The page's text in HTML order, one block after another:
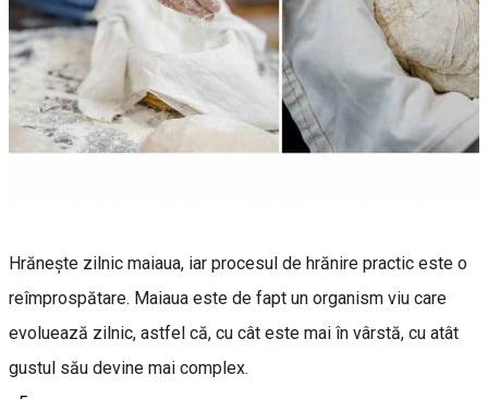
Hrănește zilnic maiaua, iar procesul de hrănire practic este o
reîmprospătare. Maiaua este de fapt un organism viu care
evoluează zilnic, astfel că, cu cât este mai în vârstă, cu atât
gustul său devine mai complex.